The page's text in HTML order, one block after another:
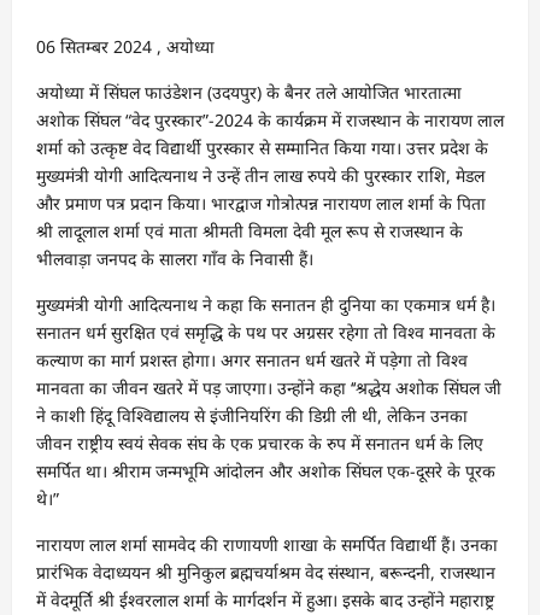
06 सितम्बर 2024 , अयोध्या
अयोध्या में सिंघल फाउंडेशन (उदयपुर) के बैनर तले आयोजित भारतात्मा
अशोक सिंघल “वेद पुरस्कार”-2024 के कार्यक्रम में राजस्थान के नारायण लाल
शर्मा को उत्कृष्ट वेद विद्यार्थी पुरस्कार से सम्मानित किया गया। उत्तर प्रदेश के
मुख्यमंत्री योगी आदित्यनाथ ने उन्हें तीन लाख रुपये की पुरस्कार राशि, मेडल
और प्रमाण पत्र प्रदान किया। भारद्वाज गोत्रोत्पन्न नारायण लाल शर्मा के पिता
श्री लादूलाल शर्मा एवं माता श्रीमती विमला देवी मूल रूप से राजस्थान के
भीलवाड़ा जनपद के सालरा गाँव के निवासी हैं।
मुख्यमंत्री योगी आदित्यनाथ ने कहा कि सनातन ही दुनिया का एकमात्र धर्म है।
सनातन धर्म सुरक्षित एवं समृद्धि के पथ पर अग्रसर रहेगा तो विश्व मानवता के
कल्याण का मार्ग प्रशस्त होगा। अगर सनातन धर्म खतरे में पड़ेगा तो विश्व
मानवता का जीवन खतरे में पड़ जाएगा। उन्होंने कहा ‘‘श्रद्धेय अशोक सिंघल जी
ने काशी हिंदू विश्विद्यालय से इंजीनियरिंग की डिग्री ली थी, लेकिन उनका
जीवन राष्ट्रीय स्वयं सेवक संघ के एक प्रचारक के रुप में सनातन धर्म के लिए
समर्पित था। श्रीराम जन्मभूमि आंदोलन और अशोक सिंघल एक-दूसरे के पूरक
थे।”
नारायण लाल शर्मा सामवेद की राणायणी शाखा के समर्पित विद्यार्थी हैं। उनका
प्रारंभिक वेदाध्ययन श्री मुनिकुल ब्रह्मचर्याश्रम वेद संस्थान, बरून्दनी, राजस्थान
में वेदमूर्ति श्री ईश्वरलाल शर्मा के मार्गदर्शन में हुआ। इसके बाद उन्होंने महाराष्ट्र